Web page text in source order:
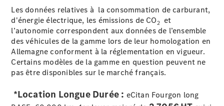
Mercedes
Actions de
rappel
Espace
Homologation
Recherche
de
réparateur
agréé
Restons en
Les données relatives à la consommation de carburant,
d'énergie électrique, les émissions de CO2et
l’autonomie correspondent aux données de l’ensemble
des véhicules de la gamme lors de leur homologation en
Allemagne conforment à la réglementation en vigueur.
Certains modèles de la gamme en question peuvent ne
pas être disponibles sur le marché français.
*Location Longue Durée : eCitan Fourgon long